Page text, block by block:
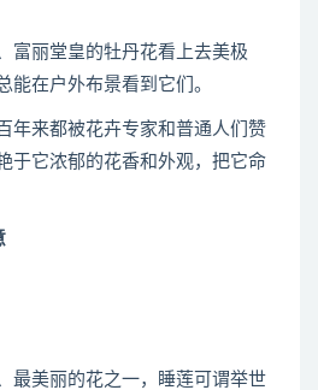
丽堂皇的牡丹花看上去美极
能在户外布景看到它们。
来都被花卉专家和普通人们赞
于它浓郁的花香和外观，把它命
美丽的花之一，睡莲可谓举世